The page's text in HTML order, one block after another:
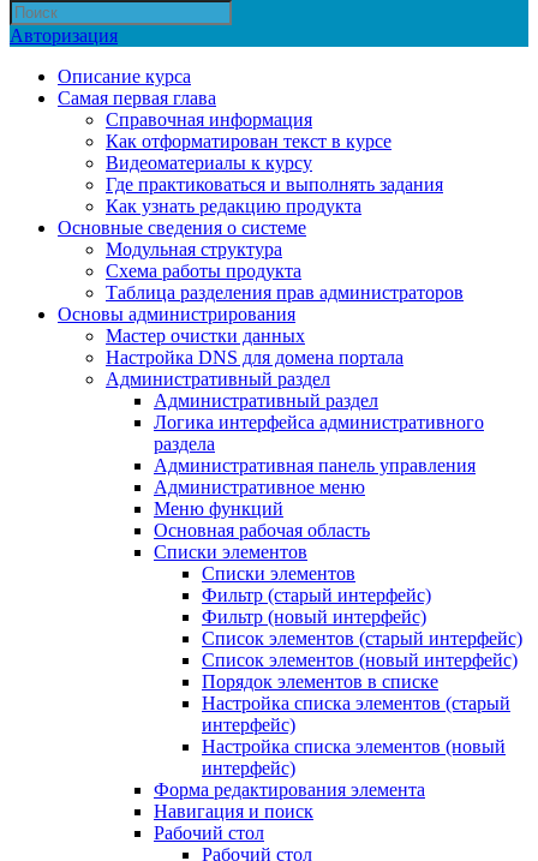
Авторизация
Описание курса
Самая первая глава
Справочная информация
Как отформатирован текст в курсе
Видеоматериалы к курсу
Где практиковаться и выполнять задания
Как узнать редакцию продукта
Основные сведения о системе
Модульная структура
Схема работы продукта
Таблица разделения прав администраторов
Основы администрирования
Мастер очистки данных
Настройка DNS для домена портала
Административный раздел
Административный раздел
Логика интерфейса административного
раздела
Административная панель управления
Административное меню
Меню функций
Основная рабочая область
Списки элементов
Списки элементов
Фильтр (старый интерфейс)
Фильтр (новый интерфейс)
Список элементов (старый интерфейс)
Список элементов (новый интерфейс)
Порядок элементов в списке
Настройка списка элементов (старый
интерфейс)
Настройка списка элементов (новый
интерфейс)
Форма редактирования элемента
Навигация и поиск
Рабочий стол
Рабочий стол